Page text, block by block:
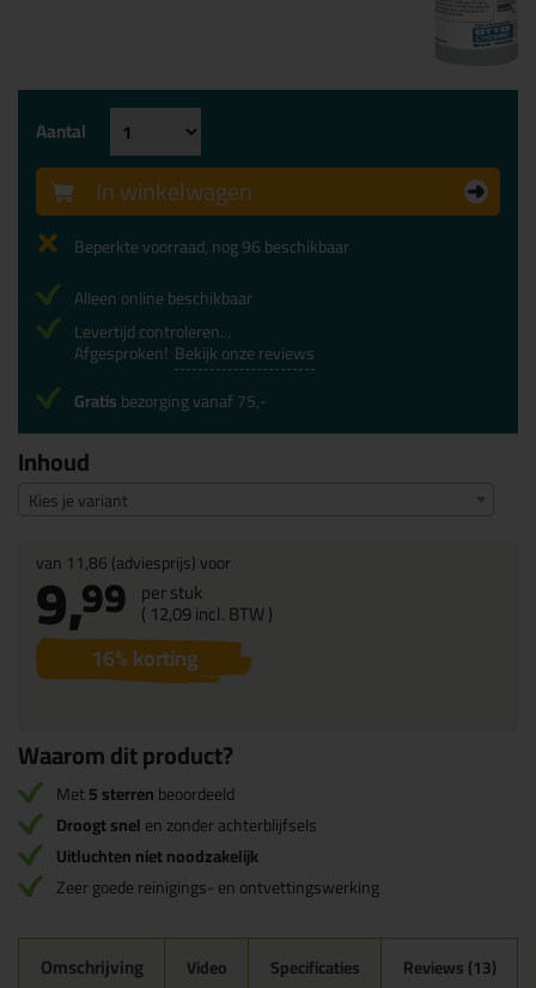
Inhoud
Kies je variant
van 11,86(adviesprijs) voor
9,99 per stuk
( 12,09incl. BTW )
16% korting
Aantal
In winkelwagen
Beperkte voorraad, nog 96 beschikbaar
Alleen online beschikbaar
Levertijd controleren...
Afgesproken! Bekijk onze reviews
Gratisbezorging vanaf 75,-
Waarom dit product?
Met5 sterrenbeoordeeld
Droogt snelen zonder achterblijfsels
Uitluchten niet noodzakelijk
Zeer goede reinigings- en ontvettingswerking
Omschrijving Video Specificaties Reviews (13)